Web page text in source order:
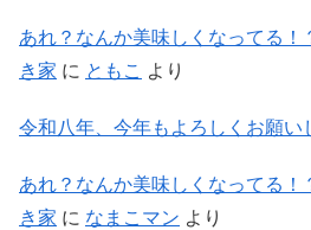
あれ？なんか美味しくなってる！
き家 に ともこ より
令和八年、今年もよろしくお願い
あれ？なんか美味しくなってる！
き家 に なまこマン より